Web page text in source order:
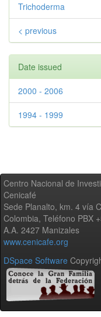
Trichoderma
< previous
Date issued
2000 - 2006
1994 - 1999
Centro Nacional de
Cenicafé
Sede Planalto, km. 4 vía
Colombia, Teléfono PBX
A.A. 2427 Manizales
www.cenicafe.org
DSpace Software